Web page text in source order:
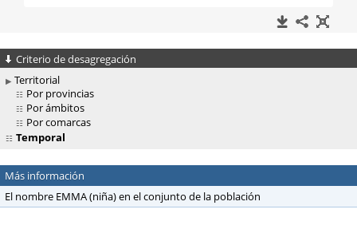
Criterio de desagregación
Territorial
Por provincias
Por ámbitos
Por comarcas
Temporal
Más información
El nombre EMMA (niña) en el conjunto de la población